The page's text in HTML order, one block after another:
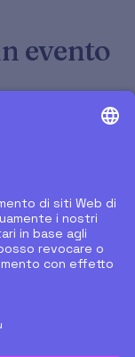
evento